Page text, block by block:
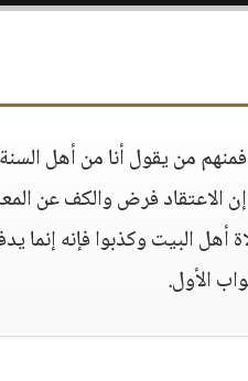
من يقول أنا من أهل السنة
الاعتقاد فرض والكف عن
البيت وكذبوا فإنه إنما
الأول.